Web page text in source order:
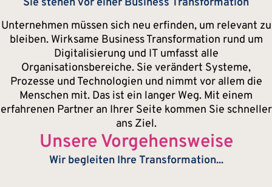
Unternehmen müssen sich neu erfinden, um relevant zu
bleiben. Wirksame Business Transformation rund um
Digitalisierung und IT umfasst alle
Organisationsbereiche. Sie verändert Systeme,
Prozesse und Technologien und nimmt vor allem die
Menschen mit. Das ist ein langer Weg. Mit einem
erfahrenen Partner an Ihrer Seite kommen Sie schneller
ans Ziel.
Unsere Vorgehensweise
Wir begleiten Ihre Transformation...